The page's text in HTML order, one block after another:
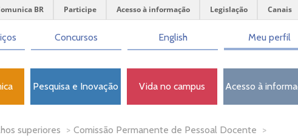
BR Participe Acesso à informação Legislação Canais
Concursos English Meu perfil
Pesquisa e Inovação Vida no campus Acesso à
superiores > Comissão Permanente de Pessoal Docente >